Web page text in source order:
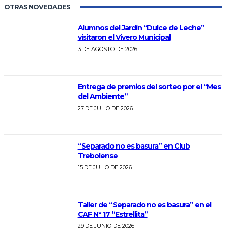
OTRAS NOVEDADES
Alumnos del Jardín “Dulce de Leche”
visitaron el Vivero Municipal
3 DE AGOSTO DE 2026
Entrega de premios del sorteo por el “Mes
del Ambiente”
27 DE JULIO DE 2026
“Separado no es basura” en Club
Trebolense
15 DE JULIO DE 2026
Taller de “Separado no es basura” en el
CAF Nº 17 “Estrellita”
29 DE JUNIO DE 2026